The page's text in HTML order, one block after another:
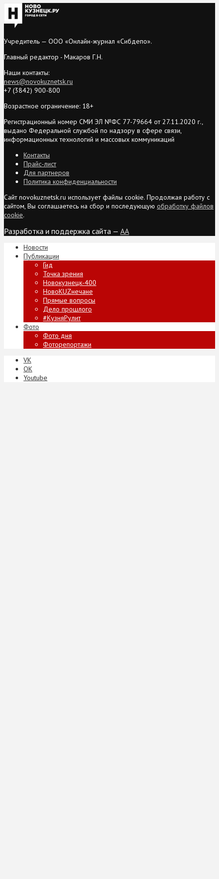
Учредитель — ООО «Онлайн-журнал «Сибдепо».
Главный редактор - Макаров Г.Н.
Наши контакты:
news@novokuznetsk.ru
+7 (3842) 900-800
Возрастное ограничение: 18+
Регистрационный номер СМИ ЭЛ №ФС 77-79664 от 27.11.2020 г.,
выдано Федеральной службой по надзору в сфере связи,
информационных технологий и массовых коммуникаций
Контакты
Прайс-лист
Для партнеров
Политика конфиденциальности
Сайт novokuznetsk.ru использует файлы cookie. Продолжая работу с
сайтом, Вы соглашаетесь на сбор и последующую обработку файлов
cookie.
Разработка и поддержка сайта — AA
Новости
Публикации
Гид
Точка зрения
Новокузнецк-400
НовоKUZнечане
Прямые вопросы
Дело прошлого
#КузняРулит
Фото
Фото дня
Фоторепортажи
VK
ОК
Youtube